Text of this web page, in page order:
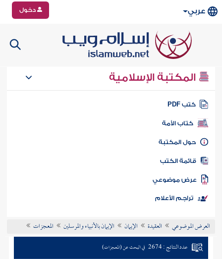
عربي دخول
المكتبة الإسلامية
كتب PDF
كتاب الأمة
المكتبة
الكتب
موضوعي
تراجم الأعلام
العرض الموضوعي العقيدة الإيمان الإيمان بالأنبياء والمرسلين المعجزات
عدد النتائج : 2674 في البحث عن (المعجزات)